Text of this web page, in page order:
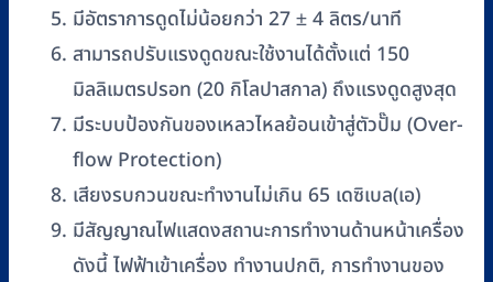
มีอัตราการดูดไม่น้อยกว่า 27 ± 4 ลิตร/นาที
สามารถปรับแรงดูดขณะใช้งานได้ตั้งแต่ 150
มิลลิเมตรปรอท (20 กิโลปาสกาล) ถึงแรงดูดสูงสุด
มีระบบป้องกันของเหลวไหลย้อนเข้าสู่ตัวปั๊ม (Over-
flow Protection)
เสียงรบกวนขณะทำงานไม่เกิน 65 เดซิเบล(เอ)
มีสัญญาณไฟแสดงสถานะการทำงานด้านหน้าเครื่อง
ดังนี้ ไฟฟ้าเข้าเครื่อง ทำงานปกติ, การทำงานของ